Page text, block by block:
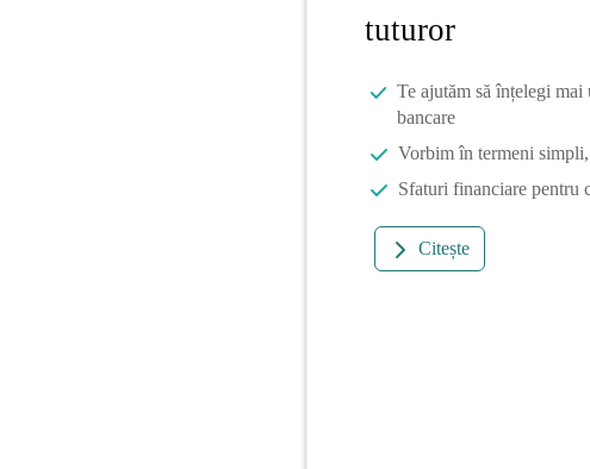
tuturor
Te ajutăm să înțelegi mai
bancare
Vorbim în termeni
Sfaturi financiare pentru
Citește